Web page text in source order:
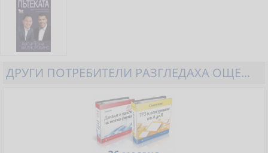
ДРУГИ ПОТРЕБИТЕЛИ РАЗГЛЕДАХА ОЩЕ...